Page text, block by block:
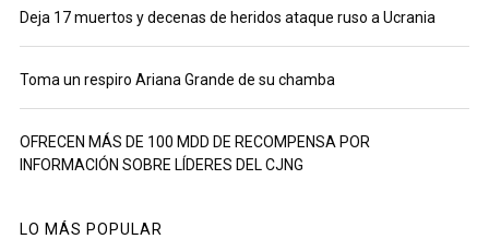
Deja 17 muertos y decenas de heridos ataque ruso a Ucrania
Toma un respiro Ariana Grande de su chamba
OFRECEN MÁS DE 100 MDD DE RECOMPENSA POR
INFORMACIÓN SOBRE LÍDERES DEL CJNG
LO MÁS POPULAR